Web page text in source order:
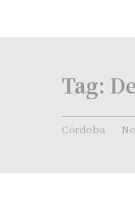
Tag:
Córdoba